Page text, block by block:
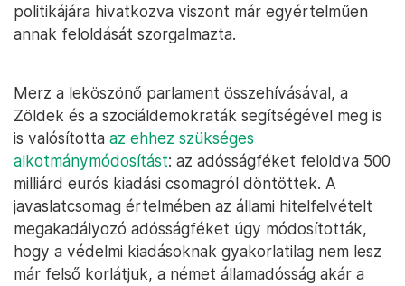
politikájára hivatkozva viszont már egyértelműen
annak feloldását szorgalmazta.
Merz a leköszönő parlament összehívásával, a
Zöldek és a szociáldemokraták segítségével meg is
is valósította az ehhez szükséges
alkotmánymódosítást: az adósságféket feloldva 500
milliárd eurós kiadási csomagról döntöttek. A
javaslatcsomag értelmében az állami hitelfelvételt
megakadályozó adósságféket úgy módosították,
hogy a védelmi kiadásoknak gyakorlatilag nem lesz
már felső korlátjuk, a német államadósság akár a